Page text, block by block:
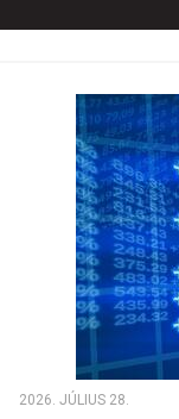
2026. JÚLIUS 28.